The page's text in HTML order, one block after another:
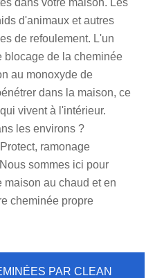
dans votre maison. Les
d'animaux et autres
de refoulement. L'un
blocage de la cheminée
au monoxyde de
dans la maison, ce
vivent à l'intérieur.
les environs ?
ramonage
sommes ici pour
maison au chaud et en
cheminée propre
PAR CLEAN